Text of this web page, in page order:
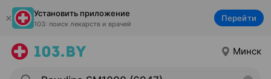
Установить приложение
103: поиск лекарств и врачей
Перейти
Минск